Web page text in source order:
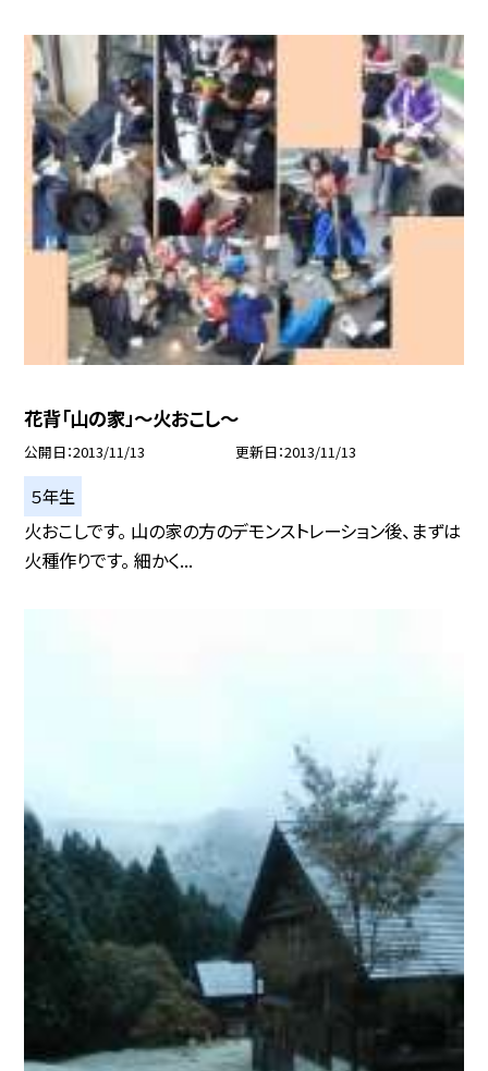
花背「山の家」〜火おこし〜
公開日 2013/11/13 更新日 2013/11/13
５年生
火おこしです。 山の家の方のデモンストレーション後、まずは
火種作りです。 細かく...